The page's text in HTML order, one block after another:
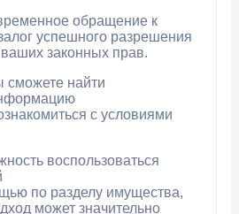
обращение к
успешного разрешения
законных прав.
найти
с условиями
воспользоваться
по разделу имущества,
может значительно